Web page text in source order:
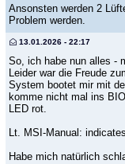
Ansonsten werden 2
Problem werden.
13.01.2026 - 22:17
So, ich habe nun alles -
Leider war die Freude
System bootet mir mit
komme nicht mal ins
LED rot.
Lt. MSI-Manual:
Habe mich natürlich